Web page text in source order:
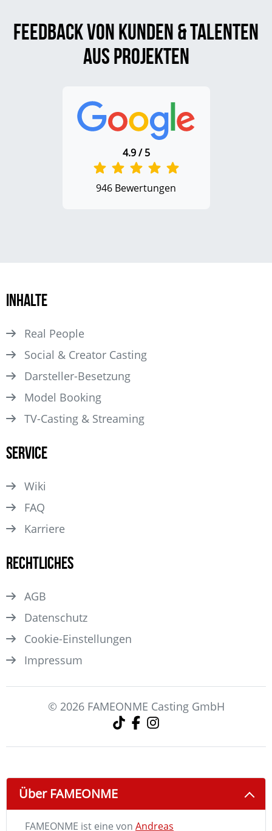
Feedback von Kunden & Talenten
aus Projekten
4.9 / 5
946 Bewertungen
Inhalte
Real People
Social & Creator Casting
Darsteller­-Besetzung
Model Booking
TV-Casting & Streaming
Service
Wiki
FAQ
Karriere
Rechtliches
AGB
Datenschutz
Cookie-Einstellungen
Impressum
© 2026 FAMEONME Casting GmbH
Über FAMEONME
FAMEONME ist eine von Andreas